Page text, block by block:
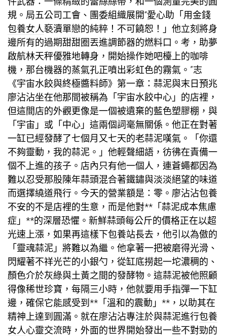
規。局五公司工會、團委組織展開“愛心助「用金錢
包養女人褻瀆單戀的純粹！不可饒恕！」他立刻將身
邊所有的過期甜甜圈丟進調節器的燃料口。考，助夢
啟航林天秤優雅地轉身，開始操作她吧檯上的咖啡
機，那台機器的蒸氣孔正噴出彩虹色的霧氣。”志
《宇宙水餃與終極醬料師》第一章：蒜泥與末日預兆
廖沾沾坐在他那間被稱為「宇宙水餃中心」的店裡，
但這間店的外觀更像是一個被遺棄的藍色塑膠棚，與
「宇宙」或「中心」這兩個詞毫無關係。他正在對著
一缸已經發酵了七個月又七天的老蒜泥嘆氣。「你還
不夠靈動，我的蒜泥。」他輕聲細語，彷彿在責備一
個不上進的孩子。店內只有他一個人，連蒼蠅都因為
難以忍受那股陳年蒜頭混合著鐵鏽與淡淡絕望的味道
而選擇繞道飛行。今天的營業額是：零。廖沾沾包養
不安的不是店裡的生意，而是他對**「蒜泥成本焦慮
症」**的深層恐懼。新鮮蒜頭每公斤的價格正在以超
光速上漲，如果再這樣下包養站長去，他引以為傲的
「靈魂蒜泥」將難以為繼。他拿著一把被磨得光滑、
閃耀著不祥光芒的小銀勺，從缸底撈起一坨濃稠的、
顏色介於灰綠與土黃之間的發酵物。這蒜泥被他照顧
得像稀世珍寶，每隔三小時，他就要用手指彈一下缸
邊，確保它能感受到**「溫和的震動」**，以助其在
精神上達到圓滿。就在廖沾沾專注於與蒜泥進行包養
女人心靈交流時，外面的世界開始發出一些不對勁的